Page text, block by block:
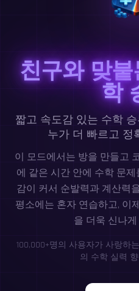
친구와 맞
학
짧고 속도감 있는 수학
누가 더 빠르고 정
이 모드에서는 방을 만들고
에 같은 시간 안에 수학 문
감이 커서 순발력과 계산력
평소에는 혼자 연습하고, 이
을 더욱 신나
100,000+명의 사용자가 사랑하
의 수학 실력